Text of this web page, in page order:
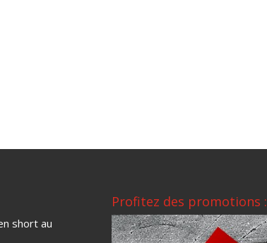
short au
Profitez des promotions :